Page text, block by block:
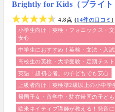
Brightly for Kids（ブライト
4.8点
14件の口コミ
小学生向け｜英検・フォニックス・
安心
中学生におすすめ！英検・文法・入
高校生の英検・大学受験・定期テス
英語「超初心者」の子どもでも安心
上級者向け｜英検準2級以上の小中学
帰国子女・留学中・駐在帯同の子ど
欧米ネイティブ講師が教える！発音